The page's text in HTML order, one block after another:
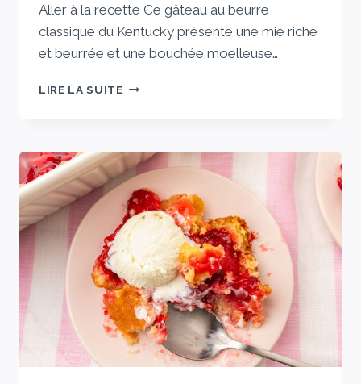
Aller à la recette Ce gâteau au beurre
classique du Kentucky présente une mie riche
et beurrée et une bouchée moelleuse…
LIRE LA SUITECE
DU
KENTUCKY
EST
MON
NOUVEAU
BUNDT
PRÉFÉRÉ
(ET
JE
SUIS
UN
FANATIQUE
DU